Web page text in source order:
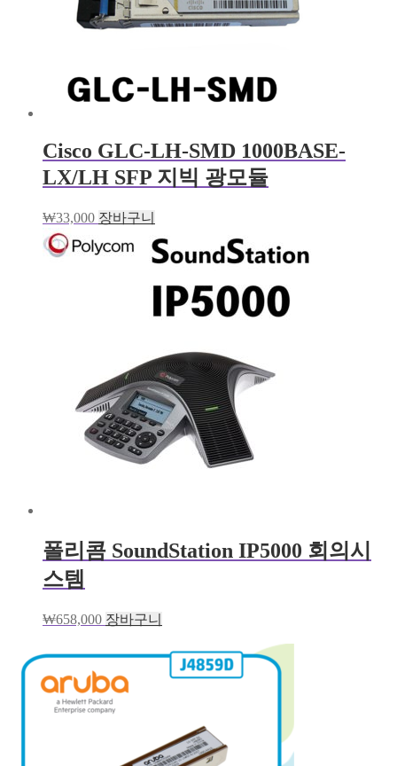
Cisco GLC-LH-SMD 1000BASE-
LX/LH SFP 지빅 광모듈
₩33,000 장바구니
폴리콤 SoundStation IP5000 회의시
스템
₩658,000 장바구니